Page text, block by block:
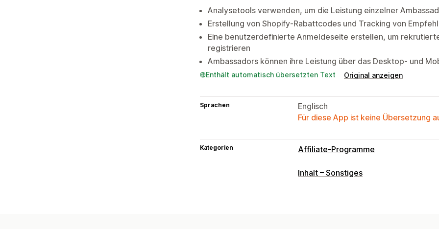
Analysetools verwenden, um die Leistung einzelner
Erstellung von Shopify-Rabattcodes und Tracking von
Eine benutzerdefinierte Anmeldeseite erstellen, um
registrieren
Ambassadors können ihre Leistung über das Desktop- und
Enthält automatisch übersetzten Text Original anzeigen
Sprachen
Englisch
Für diese App ist keine Übersetzung
Kategorien Affiliate-Programme
Provisionsoptionen
Inhalt – Sonstiges